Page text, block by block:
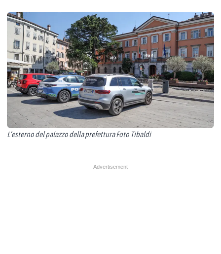
L’esterno del palazzo della prefettura Foto Tibaldi